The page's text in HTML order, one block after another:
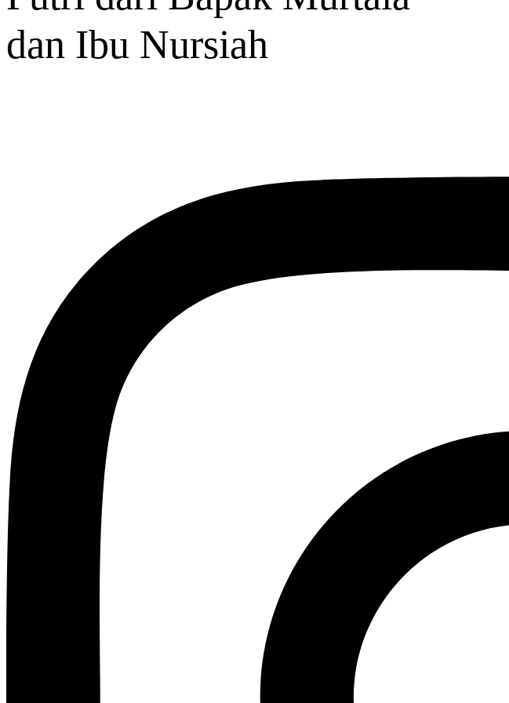
dan Ibu Nursiah